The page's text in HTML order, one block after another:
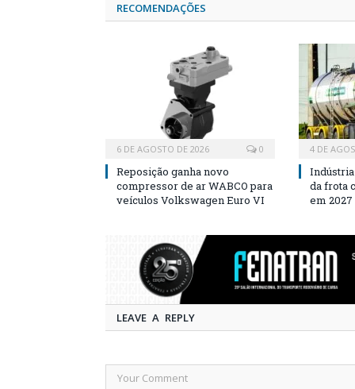
RECOMENDAÇÕES
6 DE AGOSTO DE 2026 0
Reposição ganha novo
compressor de ar WABCO para
veículos Volkswagen Euro VI
4 DE
da frota
em 2027
LEAVE A REPLY